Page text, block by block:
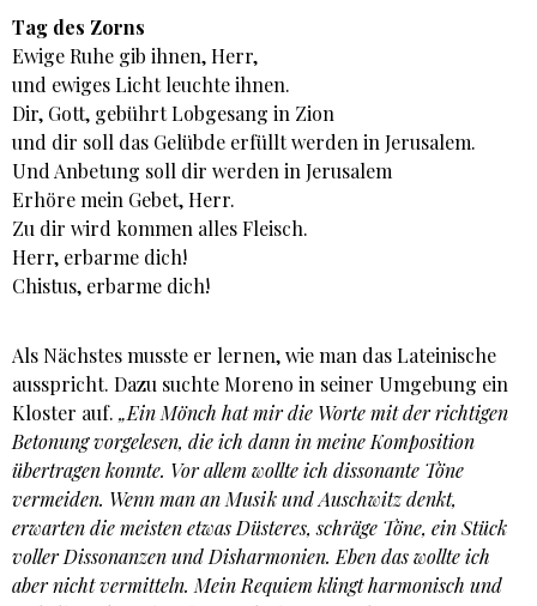
Tag des Zorns
Ewige Ruhe gib ihnen, Herr,
und ewiges Licht leuchte ihnen.
Dir, Gott, gebührt Lobgesang in Zion
und dir soll das Gelübde erfüllt werden in Jerusalem.
Und Anbetung soll dir werden in Jerusalem
Erhöre mein Gebet, Herr.
Zu dir wird kommen alles Fleisch.
Herr, erbarme dich!
Chistus, erbarme dich!
Als Nächstes musste er lernen, wie man das Lateinische
ausspricht. Dazu suchte Moreno in seiner Umgebung ein
Kloster auf. „Ein Mönch hat mir die Worte mit der richtigen
Betonung vorgelesen, die ich dann in meine Komposition
übertragen konnte. Vor allem wollte ich dissonante Töne
vermeiden. Wenn man an Musik und Auschwitz denkt,
erwarten die meisten etwas Düsteres, schräge Töne, ein Stück
voller Dissonanzen und Disharmonien. Eben das wollte ich
aber nicht vermitteln. Mein Requiem klingt harmonisch und